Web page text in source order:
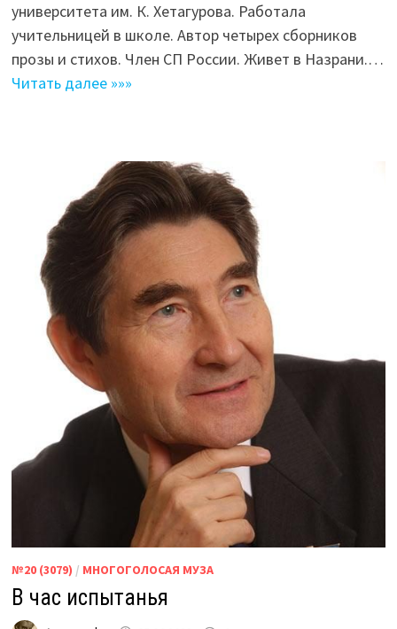
университета им. К. Хетагурова. Работала
учительницей в школе. Автор четырех сборников
прозы и стихов. Член СП России. Живет в Назрани.…
Читать далее »»»
№20 (3079) / МНОГОГОЛОСАЯ МУЗА
В час испытанья